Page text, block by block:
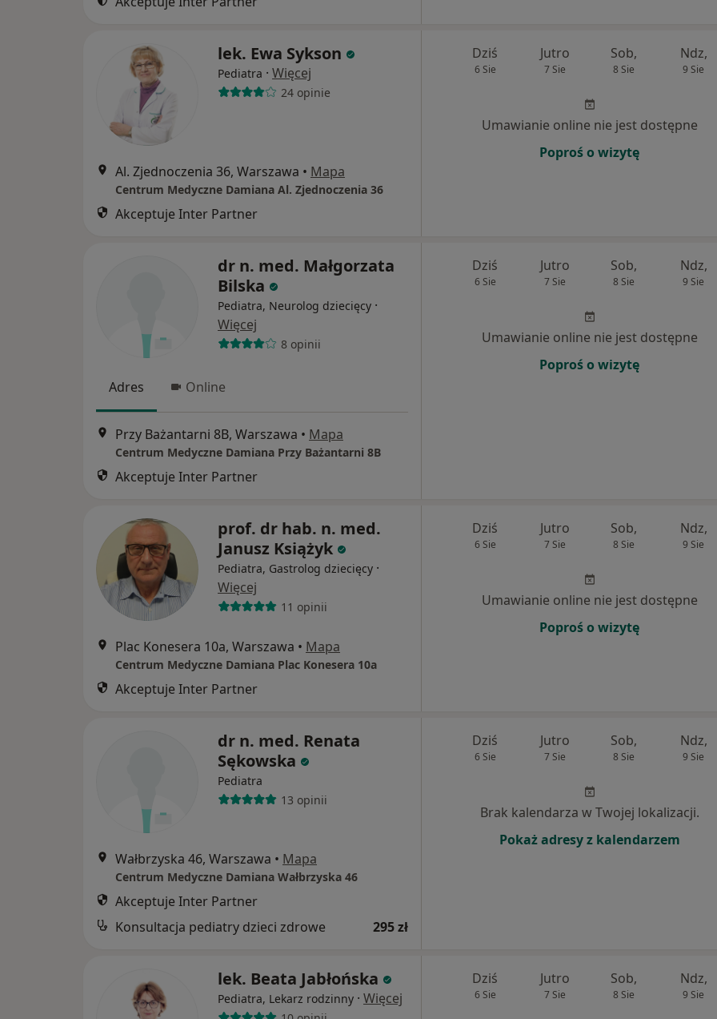
lek. Ewa Sykson
Pediatra · Więcej
24 opinie
Al. Zjednoczenia 36, Warszawa • Mapa
Centrum Medyczne Damiana Al. Zjednoczenia 36
Akceptuje Inter Partner
Dziś
6 Sie
Jutro
7 Sie
Sob,
8 Sie
Ndz,
9 Sie
Umawianie online nie jest dostępne
Poproś o wizytę
dr n. med. Małgorzata
Bilska
Pediatra, Neurolog dziecięcy ·
Więcej
8 opinii
Adres Online
Przy Bażantarni 8B, Warszawa • Mapa
Centrum Medyczne Damiana Przy Bażantarni 8B
Akceptuje Inter Partner
Dziś
6 Sie
Jutro
7 Sie
Sob,
8 Sie
Ndz,
9 Sie
Umawianie online nie jest dostępne
Poproś o wizytę
prof. dr hab. n. med.
Janusz Książyk
Pediatra, Gastrolog dziecięcy ·
Więcej
11 opinii
Plac Konesera 10a, Warszawa • Mapa
Centrum Medyczne Damiana Plac Konesera 10a
Akceptuje Inter Partner
Dziś
6 Sie
Jutro
7 Sie
Sob,
8 Sie
Ndz,
9 Sie
Umawianie online nie jest dostępne
Poproś o wizytę
dr n. med. Renata
Sękowska
Pediatra
13 opinii
Wałbrzyska 46, Warszawa • Mapa
Centrum Medyczne Damiana Wałbrzyska 46
Akceptuje Inter Partner
Konsultacja pediatry dzieci zdrowe
295 zł
Dziś
6 Sie
Jutro
7 Sie
Sob,
8 Sie
Ndz,
9 Sie
Brak kalendarza w Twojej lokalizacji.
Pokaż adresy z kalendarzem
lek. Beata Jabłońska
Pediatra, Lekarz rodzinny · Więcej
Dziś
6 Sie
Jutro
7 Sie
Sob,
8 Sie
Ndz,
9 Sie